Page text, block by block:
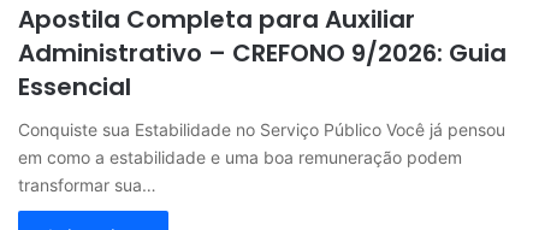
Apostila Completa para Auxiliar
Administrativo – CREFONO 9/2026: Guia
Essencial
Conquiste sua Estabilidade no Serviço Público Você já pensou
em como a estabilidade e uma boa remuneração podem
transformar sua…